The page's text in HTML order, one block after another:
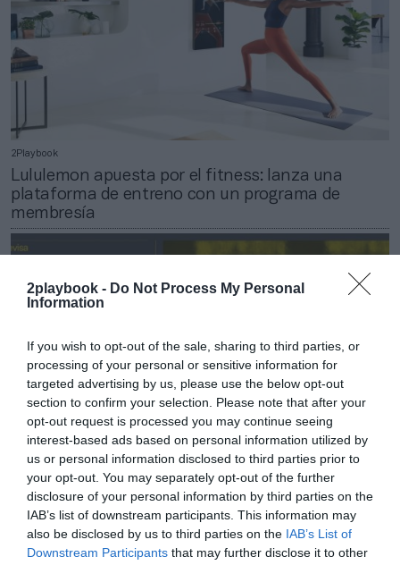
2playbook - Do Not Process My Personal
Information
If you wish to opt-out of the sale, sharing to third parties, or
processing of your personal or sensitive information for
targeted advertising by us, please use the below opt-out
section to confirm your selection. Please note that after your
opt-out request is processed you may continue seeing
interest-based ads based on personal information utilized by
us or personal information disclosed to third parties prior to
your opt-out. You may separately opt-out of the further
disclosure of your personal information by third parties on the
IAB’s list of downstream participants. This information may
also be disclosed by us to third parties on the IAB’s List of
Downstream Participants that may further disclose it to other
2Playbook
Lululemon apuesta por el fitness: lanza una
plataforma de entreno con un programa de
membresía
La ronda: Televisa, US Soccer, Lululemon, la F1, el
DP World Tour-Emirates